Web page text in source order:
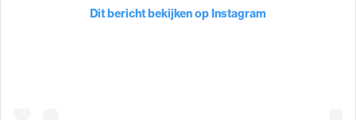
Dit bericht bekijken op Instagram